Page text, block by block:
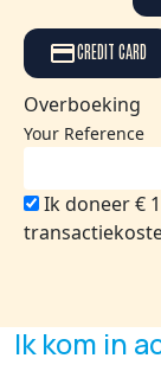
CREDIT CARD
Overboeking
Your Reference
Ik doneer €
Ik kom in